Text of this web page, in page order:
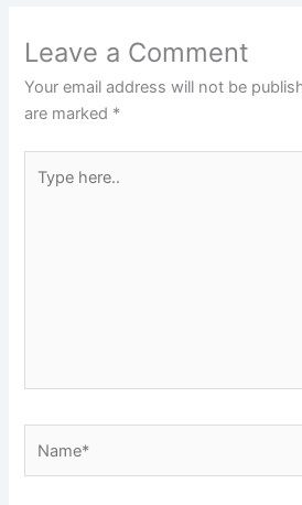
Leave a Comment
Your email address will not be
are marked *
here..